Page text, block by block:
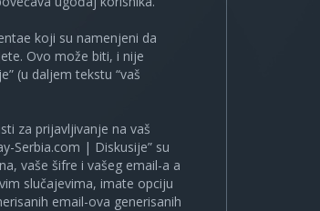
koji su namenjeni da
Ovo može biti, i nije
(u daljem tekstu “vaš
za prijavljivanje na vaš
Serbia.com | Diskusije” su
vaše šifre i vašeg email-a a
slučajevima, imate opciju
email-ova generisanih